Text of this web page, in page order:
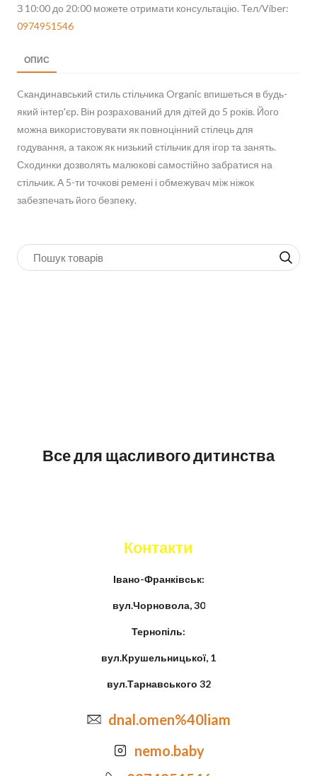
З 10:00 до 20:00 можете отримати консультацію. Тел/Viber:
0974951546
ОПИС
Cкандинавський стиль стільчика Organic впишеться в будь-
який інтер'єр. Він розрахований для дітей до 5 років. Його
можна використовувати як повноцінний стілець для
годування, а також як низький стільчик для ігор та занять.
Сходинки дозволять малюкові самостійно забратися на
стільчик. А 5-ти точкові ремені і обмежувач між ніжок
забезпечать його безпеку.
Все для щасливого дитинства
Контакти
Івано-Франківськ:
вул.Чорновола, 30
Тернопіль:
вул.Крушельницької, 1
вул.Тарнавського 32
dnal.omen%40liam
nemo.baby